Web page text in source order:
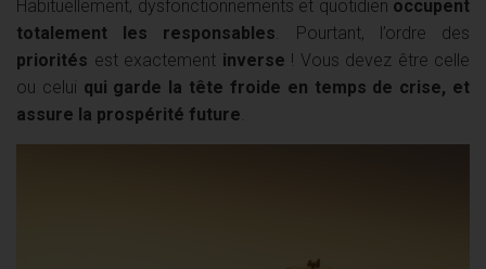
Habituellement, dysfonctionnements et quotidien occupent
totalement les responsables . Pourtant, l’ordre des
priorités est exactement inverse ! Vous devez être celle
ou celui qui garde la tête froide en temps de crise, et
assure la prospérité future